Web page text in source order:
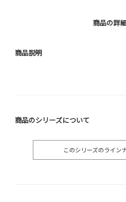
商品の詳
商品説明
商品のシリーズについて
このシリーズのライン